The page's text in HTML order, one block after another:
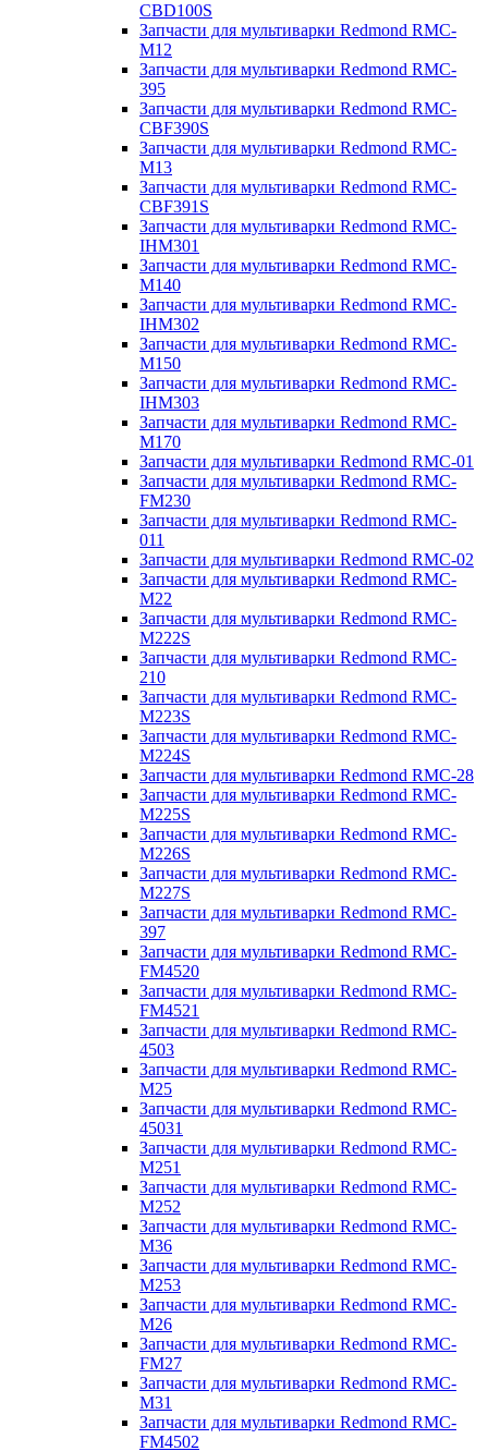
CBD100S
Запчасти для мультиварки Redmond RMC-
M12
Запчасти для мультиварки Redmond RMC-
395
Запчасти для мультиварки Redmond RMC-
CBF390S
Запчасти для мультиварки Redmond RMC-
M13
Запчасти для мультиварки Redmond RMC-
CBF391S
Запчасти для мультиварки Redmond RMC-
IHM301
Запчасти для мультиварки Redmond RMC-
M140
Запчасти для мультиварки Redmond RMC-
IHM302
Запчасти для мультиварки Redmond RMC-
M150
Запчасти для мультиварки Redmond RMC-
IHM303
Запчасти для мультиварки Redmond RMC-
M170
Запчасти для мультиварки Redmond RMC-01
Запчасти для мультиварки Redmond RMC-
FM230
Запчасти для мультиварки Redmond RMC-
011
Запчасти для мультиварки Redmond RMC-02
Запчасти для мультиварки Redmond RMC-
M22
Запчасти для мультиварки Redmond RMC-
M222S
Запчасти для мультиварки Redmond RMC-
210
Запчасти для мультиварки Redmond RMC-
M223S
Запчасти для мультиварки Redmond RMC-
M224S
Запчасти для мультиварки Redmond RMC-28
Запчасти для мультиварки Redmond RMC-
M225S
Запчасти для мультиварки Redmond RMC-
M226S
Запчасти для мультиварки Redmond RMC-
M227S
Запчасти для мультиварки Redmond RMC-
397
Запчасти для мультиварки Redmond RMC-
FM4520
Запчасти для мультиварки Redmond RMC-
FM4521
Запчасти для мультиварки Redmond RMC-
4503
Запчасти для мультиварки Redmond RMC-
M25
Запчасти для мультиварки Redmond RMC-
45031
Запчасти для мультиварки Redmond RMC-
M251
Запчасти для мультиварки Redmond RMC-
M252
Запчасти для мультиварки Redmond RMC-
M36
Запчасти для мультиварки Redmond RMC-
M253
Запчасти для мультиварки Redmond RMC-
M26
Запчасти для мультиварки Redmond RMC-
FM27
Запчасти для мультиварки Redmond RMC-
M31
Запчасти для мультиварки Redmond RMC-
FM4502